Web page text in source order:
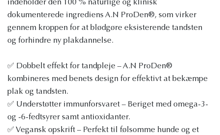
indeholder den 100 % naturlige og klinisk
dokumenterede ingrediens A.N ProDen®, som virker
gennem kroppen for at blødgøre eksisterende tandsten
og forhindre ny plakdannelse.
✅ Dobbelt effekt for tandpleje – A.N ProDen®
kombineres med benets design for effektivt at bekæmpe
plak og tandsten.
✅ Understøtter immunforsvaret – Beriget med omega-3-
og -6-fedtsyrer samt antioxidanter.
✅ Vegansk opskrift – Perfekt til følsomme hunde og et